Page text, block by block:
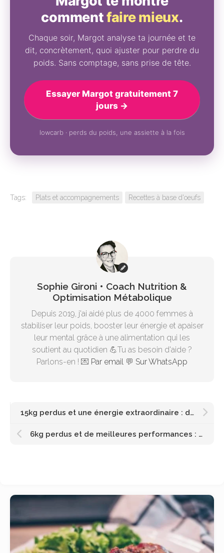
commentfaire mieux.
Chaque soir, Margot analyse ta journée et te
dit, concrètement, quoi ajuster pour perdre du
poids. Sans comptage, sans prise de tête.
Essayer Margot gratuitement 7
jours →
lowcarb · perds du poids, une assiette à la fois
Tags: Plats et accompagnements Recettes à base d'oeufs
Sophie Gironi • Coach Nutrition &
Optimisation Métabolique
Depuis 2019, j'ai aidé plus de 4000 femmes à
stabiliser leur poids, booster leur énergie et apaiser
leur mental grâce à une alimentation qui les
soutient au quotidien 💪Tu as besoin d'aide ?
Parlons-en ! 💌 Par email 💬 Sur WhatsApp
15kg perdus et une énergie extraordinaire : découvrez Anne !
6kg perdus et de meilleures performances : Claudia témoigne !